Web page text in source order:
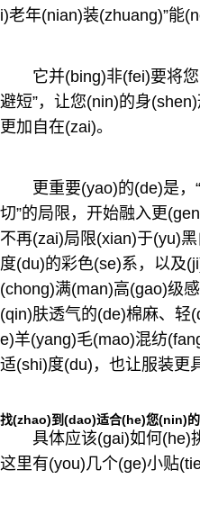
i)老年(nian)装(zhuang)”能
它并(bing)非(fei)要将
避短”，让您(nin)的身
更加自在(zai)。
更重要(yao)的(de)是
切”的局限，开始融入更
不再(zai)局限(xian)于(yu)
度(du)的彩色(se)系，以及
(chong)满(man)高(gao)级
(qin)肤透气的(de)棉麻、轻
e)羊(yang)毛(mao)混纺
适(shi)度(du)，也让服装更
找(zhao)到(dao)适合(he)您(nin)
具体应该(gai)如何(he)
这里有(you)几个(ge)小贴